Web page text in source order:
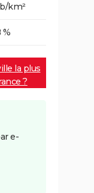
km²
%
la plus
?
e-